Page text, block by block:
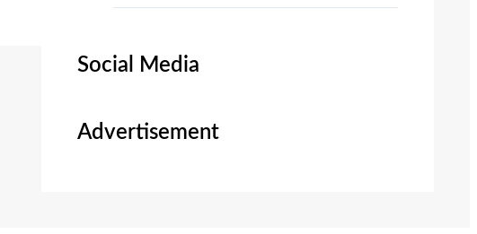
Social Media
Advertisement